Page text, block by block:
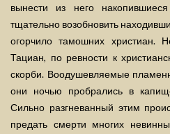
вынести из него
тщательно возобновить
огорчило тамошних христиан.
Тациан, по ревности к
скорби. Воодушевляемые
они ночью пробрались в
Сильно разгневанный этим
предать смерти многих